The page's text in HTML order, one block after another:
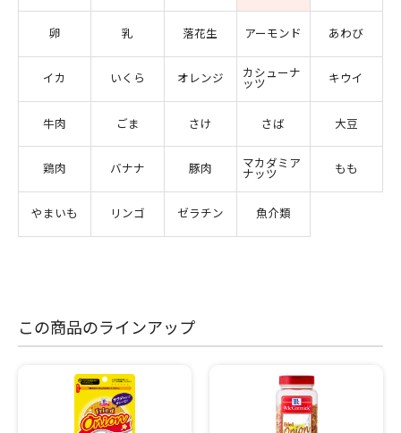
卵 乳 落花生 アーモンド あわび
イカ いくら オレンジ
カシューナ
ッツ
キウイ
牛肉 ごま さけ さば 大豆
鶏肉 バナナ 豚肉
マカダミア
ナッツ
もも
やまいも リンゴ ゼラチン 魚介類
この商品のラインアップ